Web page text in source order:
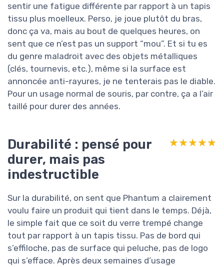
sentir une fatigue différente par rapport à un tapis
tissu plus moelleux. Perso, je joue plutôt du bras,
donc ça va, mais au bout de quelques heures, on
sent que ce n’est pas un support “mou”. Et si tu es
du genre maladroit avec des objets métalliques
(clés, tournevis, etc.), même si la surface est
annoncée anti-rayures, je ne tenterais pas le diable.
Pour un usage normal de souris, par contre, ça a l’air
taillé pour durer des années.
Durabilité : pensé pour
durer, mais pas
indestructible
★★★★★
★★★★★
Sur la durabilité, on sent que Phantum a clairement
voulu faire un produit qui tient dans le temps. Déjà,
le simple fait que ce soit du verre trempé change
tout par rapport à un tapis tissu. Pas de bord qui
s’effiloche, pas de surface qui peluche, pas de logo
qui s’efface. Après deux semaines d’usage